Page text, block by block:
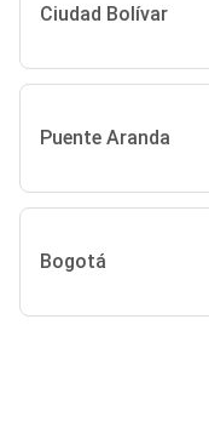
Ciudad Bolívar
Puente Aranda
Bogotá